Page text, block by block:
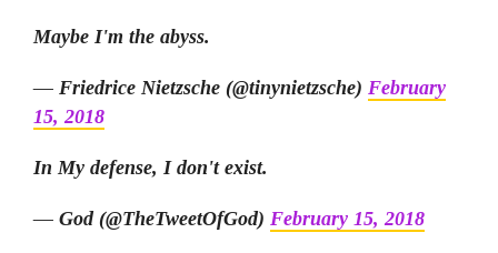
Maybe I'm the abyss.
— Friedrice Nietzsche (@tinynietzsche) February
15, 2018
In My defense, I don't exist.
— God (@TheTweetOfGod) February 15, 2018